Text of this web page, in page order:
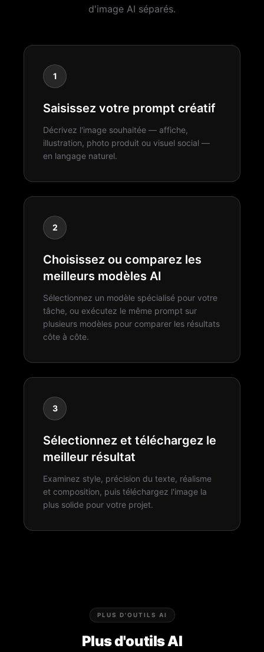
d'image AI séparés.
1
Saisissez votre prompt créatif
Décrivez l'image souhaitée — affiche,
illustration, photo produit ou visuel social —
en langage naturel.
2
Choisissez ou comparez les
meilleurs modèles AI
Sélectionnez un modèle spécialisé pour votre
tâche, ou exécutez le même prompt sur
plusieurs modèles pour comparer les résultats
côte à côte.
3
Sélectionnez et téléchargez le
meilleur résultat
Examinez style, précision du texte, réalisme
et composition, puis téléchargez l'image la
plus solide pour votre projet.
PLUS D'OUTILS AI
Plus d'outils AI